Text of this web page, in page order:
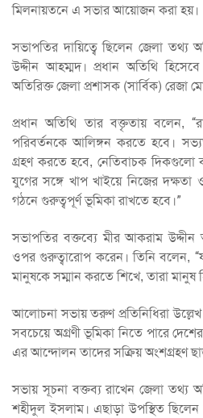
মিলনায়তনে এ সভার আয়োজন করা হয়।
সভাপতির দায়িত্বে ছিলেন জেলা
উদ্দীন আহম্মদ। প্রধান অতিথি
অতিরিক্ত জেলা প্রশাসক (সার্বিক) রেজা
প্রধান অতিথি তার বক্তৃতায় বলেন,
পরিবর্তনকে আলিঙ্গন করতে হবে।
গ্রহণ করতে হবে, নেতিবাচক
যুগের সঙ্গে খাপ খাইয়ে নিজের দক্ষতা
গঠনে গুরুত্বপূর্ণ ভূমিকা রাখতে হবে।”
সভাপতির বক্তব্যে মীর আকরাম
ওপর গুরুত্বারোপ করেন। তিনি বলেন,
মানুষকে সম্মান করতে শিখে, তারা
আলোচনা সভায় তরুণ প্রতিনিধিরা উল্লেখ
সবচেয়ে অগ্রণী ভূমিকা নিতে পারে
এর আন্দোলন তাদের সক্রিয় অংশগ্রহণ
সভায় সূচনা বক্তব্য রাখেন জেলা তথ্য
শহীদুল ইসলাম। এছাড়া উপস্থিত ছিলেন